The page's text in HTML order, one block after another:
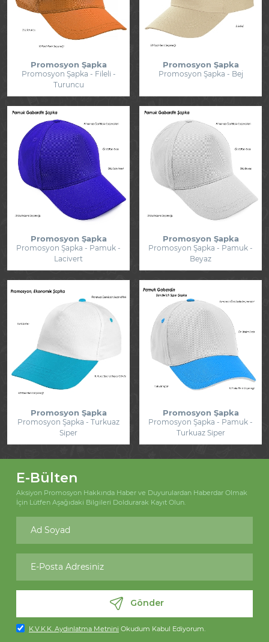
Promosyon Şapka
Promosyon Şapka - Fileli -
Turuncu
Promosyon Şapka
Promosyon Şapka - Bej
Promosyon Şapka
Promosyon Şapka - Pamuk -
Lacivert
Promosyon Şapka
Promosyon Şapka - Pamuk -
Beyaz
Promosyon Şapka
Promosyon Şapka - Turkuaz
Siper
Promosyon Şapka
Promosyon Şapka - Pamuk -
Turkuaz Siper
E-Bülten
Aksiyon Promosyon Hakkında Haber ve Duyurulardan Haberdar Olmak
İçin Lütfen Aşağıdaki Bilgileri Doldurarak Kayıt Olun.
Gönder
K.V.K.K. Aydınlatma Metnini Okudum Kabul Ediyorum.